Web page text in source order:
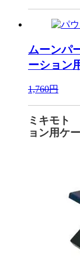
ムーンパ
ーション
1,760円
ミキモト
ョン用ケ